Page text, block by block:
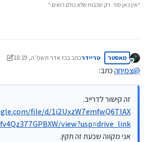
"אין כאן סוד. רק שכבות שלא כולם רואים."
מנותק
מאסטר טריידרכתב בכז אדר תשפ״ה, 18:19
נערך לאחרונה על ידי טריידר
@צמיחהכתב:
זה קישור לדרייב.
file/d/1i2UxzW7emfwQ6TIAX
view?usp=drive_link
אני מקווה שכעת זה תקין.